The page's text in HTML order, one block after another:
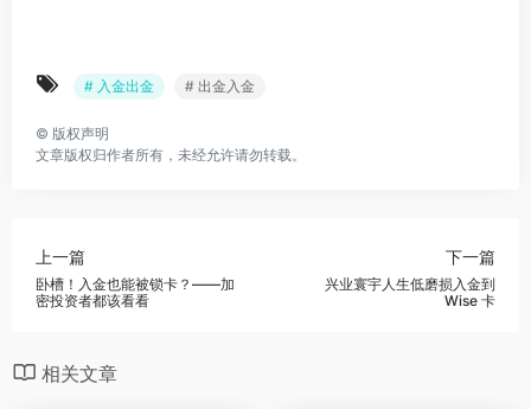
# 入金出金 # 出金入金
© 版权声明
文章版权归作者所有，未经允许请勿转载。
上一篇
卧槽！入金也能被锁卡？——加
密投资者都该看看
下一篇
兴业寰宇人生低磨损入金到
Wise 卡
相关文章